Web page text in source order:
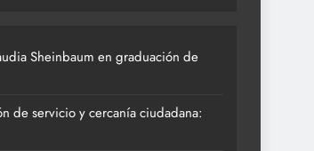
Sheinbaum en graduación de
de servicio y cercanía ciudadana: